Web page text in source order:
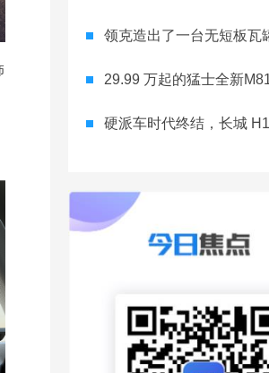
领克造出了一台无短板瓦
29.99 万起的猛士全新M817，从此越野不靠
硬派车时代终结，长城 H10 重